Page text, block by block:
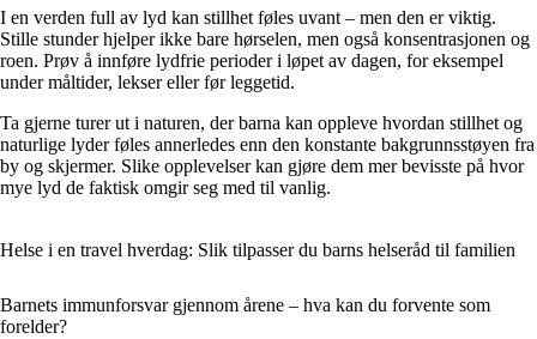
I en verden full av lyd kan stillhet føles uvant – men den er viktig.
Stille stunder hjelper ikke bare hørselen, men også konsentrasjonen og
roen. Prøv å innføre lydfrie perioder i løpet av dagen, for eksempel
under måltider, lekser eller før leggetid.
Ta gjerne turer ut i naturen, der barna kan oppleve hvordan stillhet og
naturlige lyder føles annerledes enn den konstante bakgrunnsstøyen fra
by og skjermer. Slike opplevelser kan gjøre dem mer bevisste på hvor
mye lyd de faktisk omgir seg med til vanlig.
Helse i en travel hverdag: Slik tilpasser du barns helseråd til familien
Barnets immunforsvar gjennom årene – hva kan du forvente som
forelder?